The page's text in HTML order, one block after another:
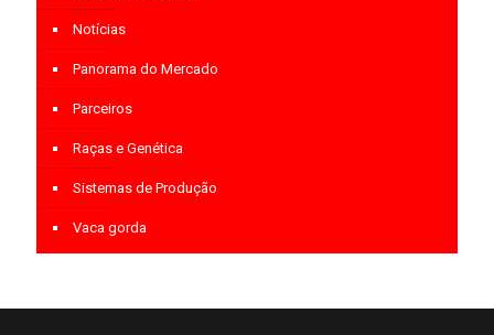
Notícias
Panorama do Mercado
Parceiros
Raças e Genética
Sistemas de Produção
Vaca gorda